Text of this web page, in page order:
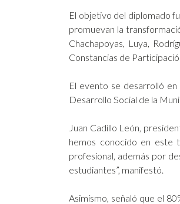
El objetivo del diplomado
promuevan la
Chachapoyas, Luya,
Constancias de
El evento se desarrolló
Desarrollo Social de la
Juan Cadillo León,
hemos conocido en este
profesional, además por
estudiantes”, manifestó.
Asimismo, señaló que el